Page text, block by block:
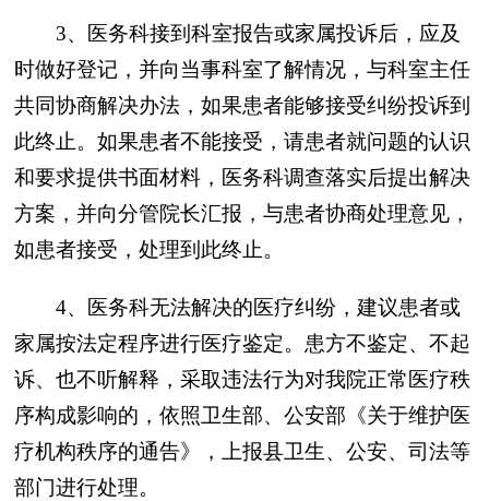
3、医务科接到科室报告或家属投诉后，应及
时做好登记，并向当事科室了解情况，与科室主任
共同协商解决办法，如果患者能够接受纠纷投诉到
此终止。如果患者不能接受，请患者就问题的认识
和要求提供书面材料，医务科调查落实后提出解决
方案，并向分管院长汇报，与患者协商处理意见，
如患者接受，处理到此终止。
4、医务科无法解决的医疗纠纷，建议患者或
家属按法定程序进行医疗鉴定。患方不鉴定、不起
诉、也不听解释，采取违法行为对我院正常医疗秩
序构成影响的，依照卫生部、公安部《关于维护医
疗机构秩序的通告》，上报县卫生、公安、司法等
部门进行处理。